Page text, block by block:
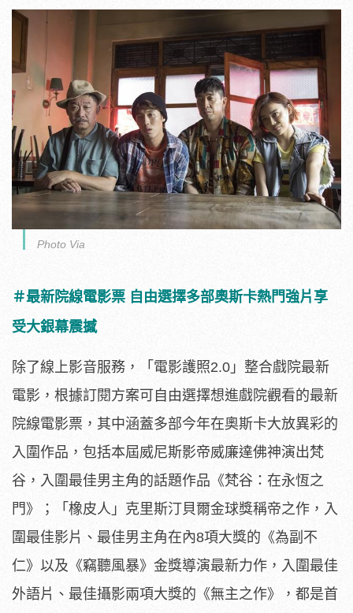
Photo Via
＃最新院線電影票 自由選擇多部奧斯卡熱門強片享
受大銀幕震撼
除了線上影音服務，「電影護照2.0」整合戲院最新
電影， 根據訂閱方案可自由選擇想進戲院觀看的最新
院線電影票， 其中涵蓋多部今年在奧斯卡大放異彩的
入圍作品， 包括本屆威尼斯影帝威廉達佛神演出梵
谷， 入圍最佳男主角的話題作品《梵谷：在永恆之
門》；「橡皮人」 克里斯汀貝爾金球獎稱帝之作，入
圍最佳影片、最佳男主角在內8項大獎的《為副不
仁》以及《竊聽風暴》金獎導演最新力作， 入圍最佳
外語片、最佳攝影兩項大獎的《無主之作》， 都是首